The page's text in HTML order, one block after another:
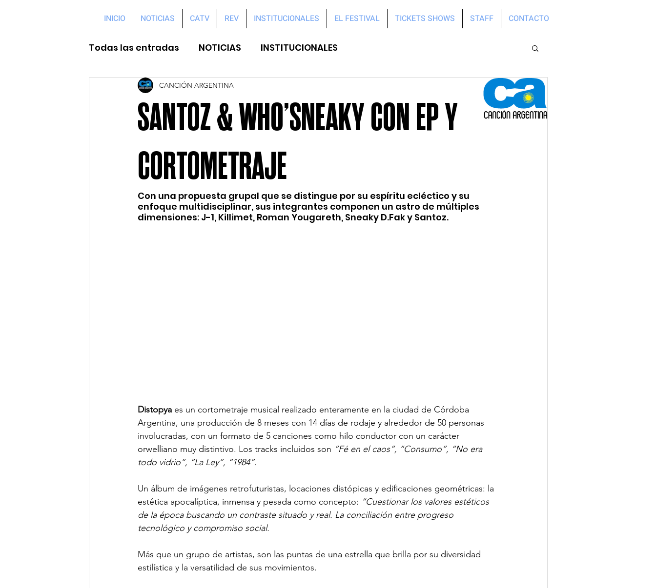
INICIO NOTICIAS CATV REV INSTITUCIONALES EL FESTIVAL TICKETS SHOWS STAFF CONTACTO
Todas las entradas NOTICIAS INSTITUCIONALES
SANTOZ & WHO’SNEAKY CON EP Y
CORTOMETRAJE
CANCIÓN ARGENTINA
Con una propuesta grupal que se distingue por su espíritu ecléctico y su
enfoque multidisciplinar, sus integrantes componen un astro de múltiples
dimensiones: J-1, Killimet, Roman Yougareth, Sneaky D.Fak y Santoz.
Distopya es un cortometraje musical realizado enteramente en la ciudad de Córdoba
Argentina, una producción de 8 meses con 14 días de rodaje y alrededor de 50 personas
involucradas, con un formato de 5 canciones como hilo conductor con un carácter
orwelliano muy distintivo. Los tracks incluidos son “Fé en el caos”, “Consumo”, “No era
todo vidrio”, “La Ley”, “1984”.
Un álbum de imágenes retrofuturistas, locaciones distópicas y edificaciones geométricas: la
estética apocalíptica, inmensa y pesada como concepto: “Cuestionar los valores estéticos
de la época buscando un contraste situado y real. La conciliación entre progreso
tecnológico y compromiso social.
Más que un grupo de artistas, son las puntas de una estrella que brilla por su diversidad
estilística y la versatilidad de sus movimientos.